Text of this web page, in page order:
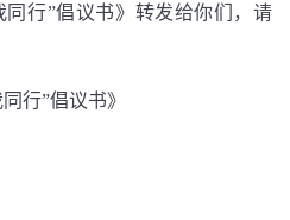
同行”倡议书》转发给你们，请
行”倡议书》